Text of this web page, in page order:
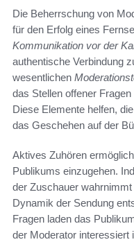
Die Beherrschung von
für den Erfolg eines
Kommunikation vor der
authentische Verbindung
wesentlichen
das Stellen offener
Diese Elemente helfen,
das Geschehen auf der
Aktives Zuhören
Publikums einzugehen.
der Zuschauer
Dynamik der Sendung
Fragen laden das
der Moderator interessiert